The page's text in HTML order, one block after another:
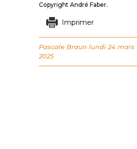
Copyright André Faber.
Imprimer
Pascale Braun lundi 24 mars
2025